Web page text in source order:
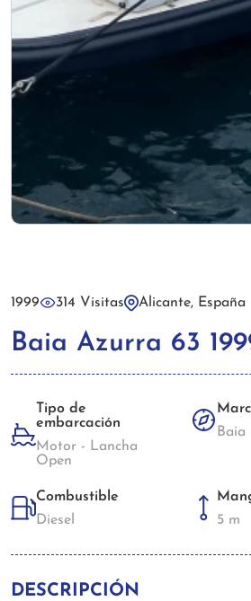
1999 314 Visitas Alicante, España
Baia Azurra 63
Tipo de
embarcación
Motor - Lancha
Open
Baia
Combustible
Diesel
5 m
DESCRIPCIÓN